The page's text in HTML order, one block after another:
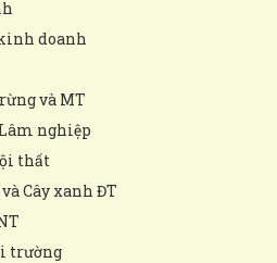
doanh
và MT
nghiệp
thất
Cây xanh ĐT
trường